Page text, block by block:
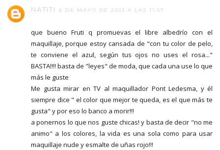
NATITI 6 DE MAYO DE 2013 A LAS 11:57
que bueno Fruti q promuevas el libre albedrío con el
maquillaje, porque estoy cansada de "con tu color de pelo,
te conviene el azul, según tus ojos no uses el rosa..."
BASTA!!!! basta de "leyes" de moda, que cada una use lo que
más le guste
Me gusta mirar en TV al maquillador Pont Ledesma, y él
siempre dice " el color que mejor te queda, es el que más te
gusta" y por eso lo banco a morir!!!
a ponernos lo que nos guste chicas! y basta de decir "no me
animo" a los colores, la vida es una sola como para usar
maquillaje nude y esmalte de uñas rojo!!!